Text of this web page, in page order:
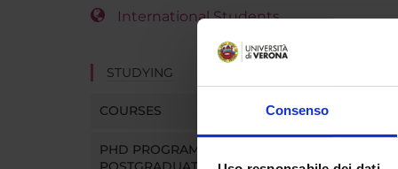
Consenso
International Students
STUDYING
COURSES
PHD PROGRAMMES AND